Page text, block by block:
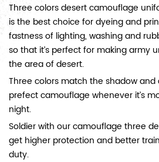
Three colors desert camouflage
is the best choice for dyeing and
fastness of lighting, washing and
so that it’s perfect for making army
the area of desert.
Three colors match the shadow
prefect camouflage whenever it’s
night.
Soldier with our camouflage three
get higher protection and better
duty.